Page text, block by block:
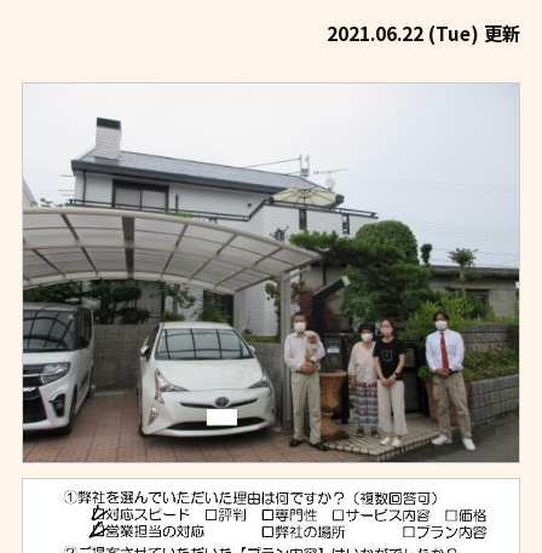
2021.06.22 (Tue) 更新